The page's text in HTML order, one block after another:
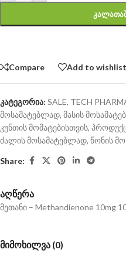
Compare Add to wishlist
კატეგორია: SALE, TECH
მოსამატებლად, მასის
კუნთის მომატებისთვის,
ძალის მოსამატებლად, წონის
Share:
აღწერა
მეთანი – Methandienone 10mg
მიმოხილვა (0)